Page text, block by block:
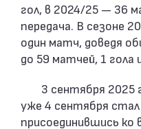
гол, в 2024/25 — 36
передача. В сезоне
один матч, доведя
до 59 матчей, 1 гола
3 сентября 2025
уже 4 сентября
присоединившись ко